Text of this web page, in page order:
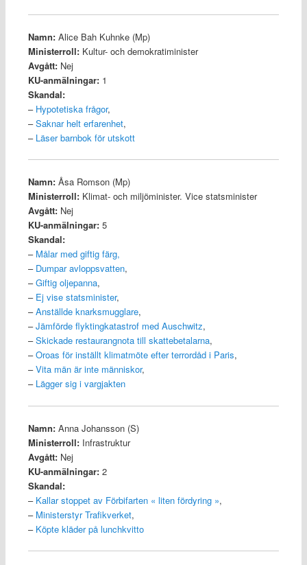
Namn:Alice Bah Kuhnke (Mp)
Ministerroll:Kultur- och demokratiminister
Avgått:Nej
KU-anmälningar:1
Skandal:
– Hypotetiska frågor,
–Saknar helt erfarenhet,
– Läser barnbok för utskott
Namn:Åsa Romson (Mp)
Ministerroll:Klimat- och miljöminister. Vice statsminister
Avgått:Nej
KU-anmälningar:5
Skandal:
– Målar med giftig färg,
– Dumpar avloppsvatten,
–Giftig oljepanna,
– Ej vise statsminister,
–Anställde knarksmugglare,
–Jämförde flyktingkatastrof med Auschwitz,
–Skickade restaurangnota till skattebetalarna,
–Oroas för inställt klimatmöte efter terrordåd i Paris,
–Vita män är inte människor,
– Lägger sig i vargjakten
Namn:Anna Johansson (S)
Ministerroll:Infrastruktur
Avgått:Nej
KU-anmälningar:2
Skandal:
– Kallar stoppet av Förbifarten « liten fördyring »,
– Ministerstyr Trafikverket,
– Köpte kläder på lunchkvitto